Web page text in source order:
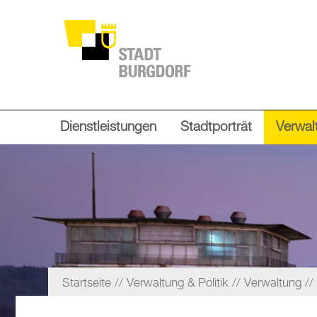
Dienstleistungen Stadtporträt
Startseite Verwaltung & Politik Verwaltung